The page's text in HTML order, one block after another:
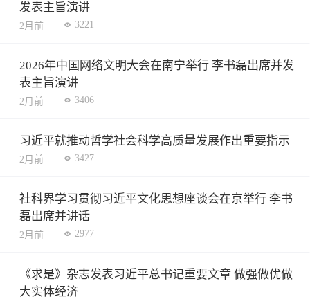
发表主旨演讲
2月前 3221
2026年中国网络文明大会在南宁举行 李书磊出席并发
表主旨演讲
2月前 3406
习近平就推动哲学社会科学高质量发展作出重要指示
2月前 3427
社科界学习贯彻习近平文化思想座谈会在京举行 李书
磊出席并讲话
2月前 2977
《求是》杂志发表习近平总书记重要文章 做强做优做
大实体经济